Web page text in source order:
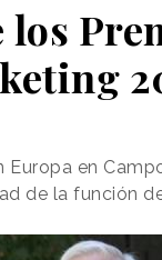
en
de la función